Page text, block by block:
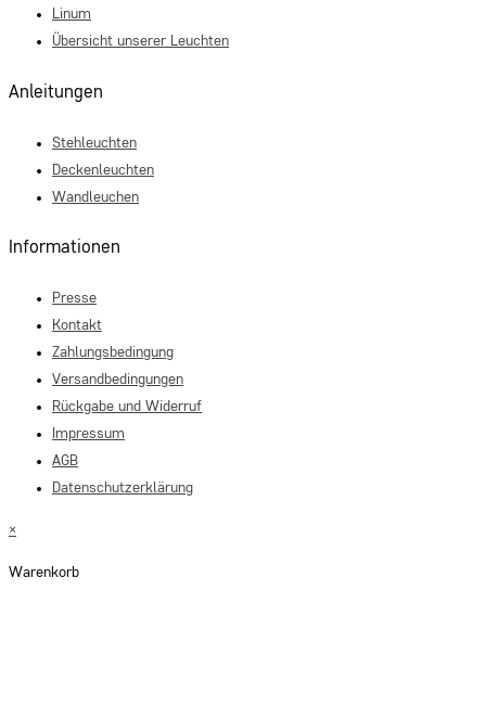
Linum
Übersicht unserer Leuchten
Anleitungen
Stehleuchten
Deckenleuchten
Wandleuchen
Informationen
Presse
Kontakt
Zahlungsbedingung
Versandbedingungen
Rückgabe und Widerruf
Impressum
AGB
Datenschutzerklärung
×
Warenkorb